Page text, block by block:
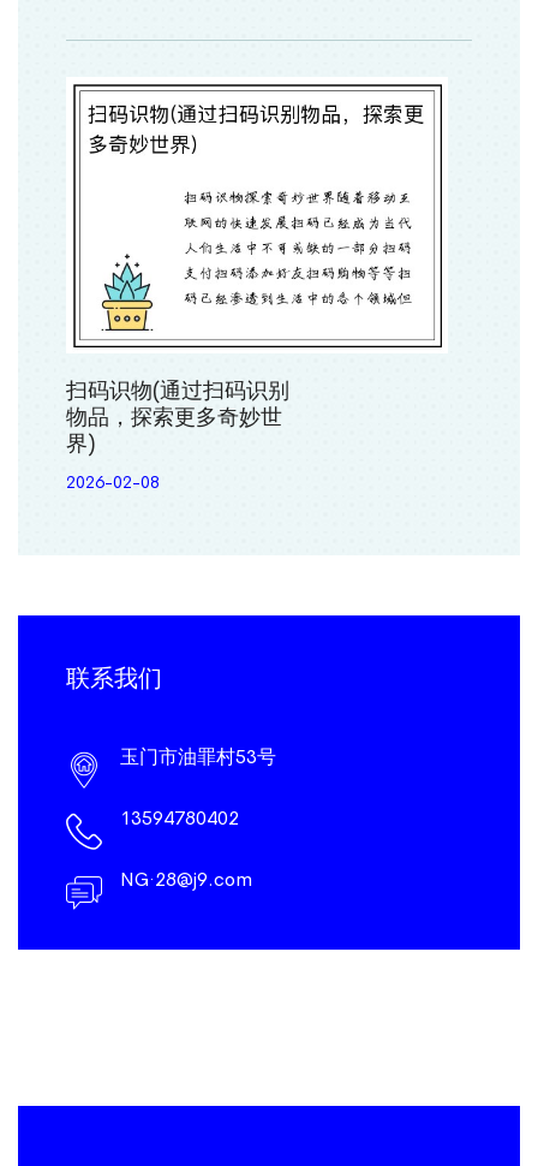
扫码识物(通过扫码识别
物品，探索更多奇妙世
界)
2026-02-08
联系我们
玉门市油罪村53号
13594780402
NG·28@j9.com